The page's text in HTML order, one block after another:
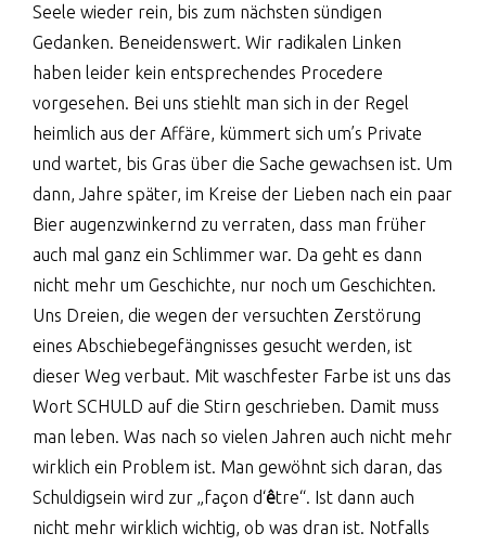
Seele wieder rein, bis zum nächsten sündigen
Gedanken. Beneidenswert. Wir radikalen Linken
haben leider kein entsprechendes Procedere
vorgesehen. Bei uns stiehlt man sich in der Regel
heimlich aus der Affäre, kümmert sich um’s Private
und wartet, bis Gras über die Sache gewachsen ist. Um
dann, Jahre später, im Kreise der Lieben nach ein paar
Bier augenzwinkernd zu verraten, dass man früher
auch mal ganz ein Schlimmer war. Da geht es dann
nicht mehr um Geschichte, nur noch um Geschichten.
Uns Dreien, die wegen der versuchten Zerstörung
eines Abschiebegefängnisses gesucht werden, ist
dieser Weg verbaut. Mit waschfester Farbe ist uns das
Wort SCHULD auf die Stirn geschrieben. Damit muss
man leben. Was nach so vielen Jahren auch nicht mehr
wirklich ein Problem ist. Man gewöhnt sich daran, das
Schuldigsein wird zur „façon d‘être“. Ist dann auch
nicht mehr wirklich wichtig, ob was dran ist. Notfalls